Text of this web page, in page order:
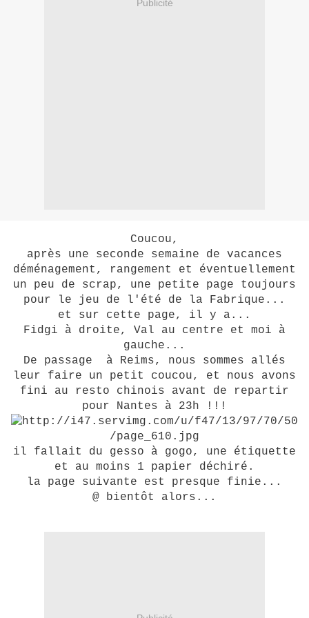
Publicité
Coucou,
après une seconde semaine de vacances
déménagement, rangement et éventuellement
un peu de scrap, une petite page toujours
pour le jeu de l'été de la Fabrique...
et sur cette page, il y a...
Fidgi à droite, Val au centre et moi à
gauche...
De passage à Reims, nous sommes allés
leur faire un petit coucou, et nous avons
fini au resto chinois avant de repartir
pour Nantes à 23h !!!
il fallait du gesso à gogo, une étiquette
et au moins 1 papier déchiré.
la page suivante est presque finie...
@ bientôt alors...